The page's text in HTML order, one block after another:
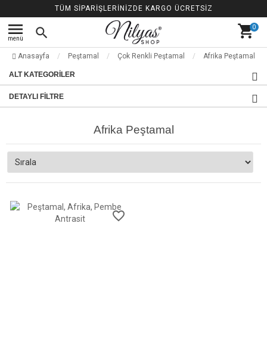
TÜM SİPARİŞLERİNİZDE KARGO ÜCRETSİZ
menu
menü search shopping_cart0
Anasayfa Peştamal Çok Renkli Peştamal Afrika Peştamal
ALT KATEGORILER
DETAYLI FILTRE
Afrika Peştamal
favorite_border